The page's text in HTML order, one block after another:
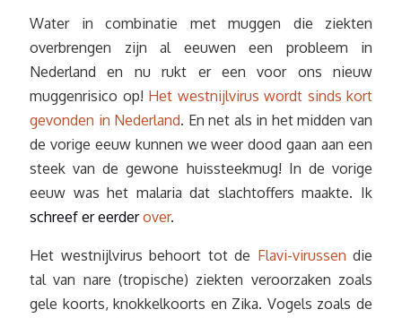
Water in combinatie met muggen die ziekten
overbrengen zijn al eeuwen een probleem in
Nederland en nu rukt er een voor ons nieuw
muggenrisico op! Het westnijlvirus wordt sinds kort
gevonden in Nederland. En net als in het midden van
de vorige eeuw kunnen we weer dood gaan aan een
steek van de gewone huissteekmug! In de vorige
eeuw was het malaria dat slachtoffers maakte. Ik
schreef er eerderover.
Het westnijlvirus behoort tot de Flavi-virussen die
tal van nare (tropische) ziekten veroorzaken zoals
gele koorts, knokkelkoorts en Zika. Vogels zoals de